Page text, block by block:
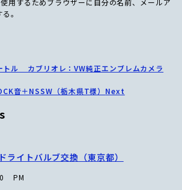
用するためブラウザーに自分の名前、メールア
。
トル カブリオレ：VW純正エンブレムカメラ
音＋NSSW（栃木県T様） Next
ライトバルブ交換（東京都）
PM